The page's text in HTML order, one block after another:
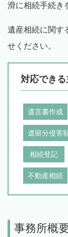
滑に相続手続き
遺産相続に関す
せください。
対応でき
遺言書作成
遺留分侵害
相続登記
不動産相続
事務所概